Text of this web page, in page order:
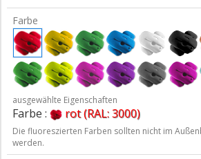
Farbe
ausgewählte Eigenschaften
Farbe : rot (RAL: 3000)
Die fluoreszierten Farben sollten nicht im
werden.